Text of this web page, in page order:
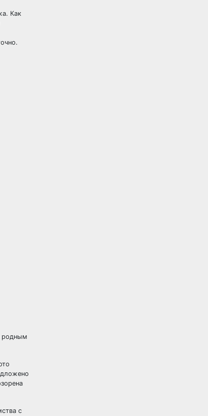
Как
родным
с